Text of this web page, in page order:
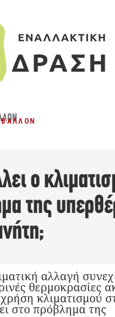
ο
της
αλλαγή
θερμοκρασίες
κλιματισμού
στο πρόβλημα της